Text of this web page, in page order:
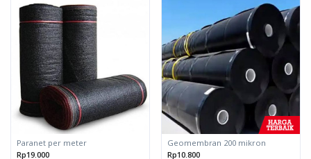
Paranet per meter
Rp19.000
Geomembran 200 mikron
Rp10.800